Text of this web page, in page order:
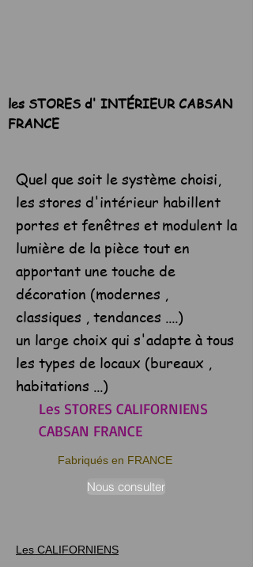
les STORES d' INTÉRIEUR CABSAN
FRANCE
Quel que soit le système choisi,
les stores d'intérieur habillent
portes et fenêtres et modulent la
lumière de la pièce tout en
apportant une touche de
décoration (modernes ,
classiques , tendances ....)
un large choix qui s'adapte à tous
les types de locaux (bureaux ,
habitations ...)
Les STORES CALIFORNIENS
CABSAN FRANCE
Fabriqués en FRANCE
Nous consulter
Les CALIFORNIENS